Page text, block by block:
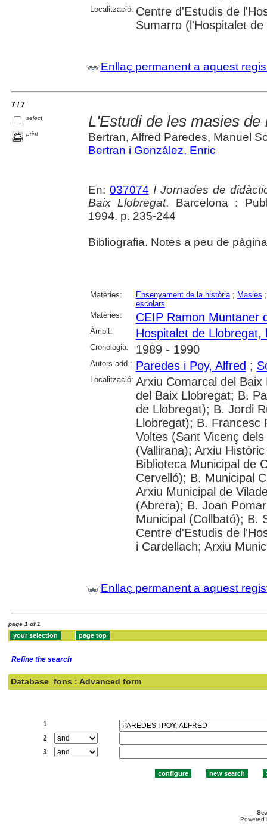
Localització: Centre d'Estudis de
Sumarro (l'Hospitalet
Enllaç permanent a aquest
7 / 7
select
print
L'Estudi de les masies
Bertran, Alfred Paredes, Manuel
Bertran i González, Enric
En: 037074 I Jornades de
Baix Llobregat. Barcelona :
1994. p. 235-244
Bibliografia. Notes a peu de
Matèries: Ensenyament de la història; Masies
escolars
Matèries:
CEIP Ramon Muntaner
Àmbit: Hospitalet de Llobregat,
Cronologia: 1989 - 1990
Autors add.: Paredes i Poy, Alfred ;
Localització: Arxiu Comarcal del
del Baix Llobregat; B.
de Llobregat); B. Jordi
Llobregat); B. Francesc
Voltes (Sant Vicenç
(Vallirana); Arxiu
Biblioteca Municipal de
Cervelló); B. Municipal
Arxiu Municipal de
(Abrera); B. Joan
Municipal (Collbató); B.
Centre d'Estudis de
i Cardellach; Arxiu
Enllaç permanent a aquest
page 1 of 1
Refine the search
Database fons : Advanced form
1
2
3
Powered